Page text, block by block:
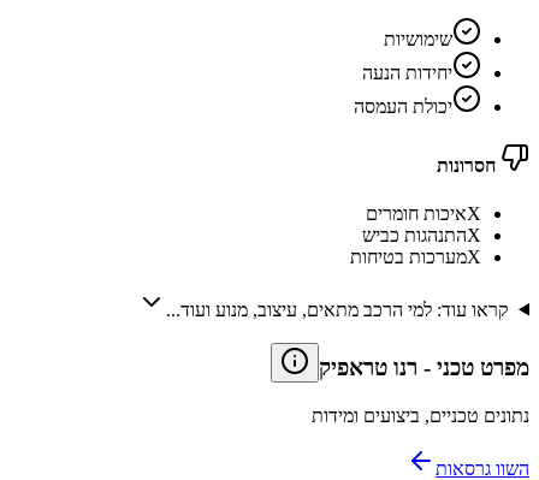
שימושיות
יחידות הנעה
יכולת העמסה
חסרונות
Xאיכות חומרים
Xהתנהגות כביש
Xמערכות בטיחות
קראו עוד: למי הרכב מתאים, עיצוב, מנוע ועוד...
מפרט טכני - רנו טראפיק
נתונים טכניים, ביצועים ומידות
השוו גרסאות